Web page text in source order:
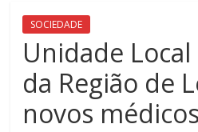
Jornal
Semanário
do
concelho
Ourém
SOCIEDADE
Unidade
da Região de
novos médicos